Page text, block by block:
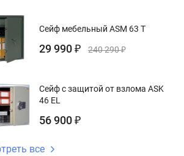
Сейф мебельный ASM 63 T
29 990 ₽ 240 290₽
Сейф с защитой от взлома ASK
46 EL
56 900 ₽
все